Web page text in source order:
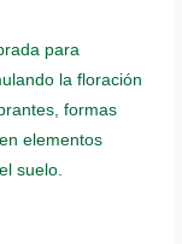
para
la floración
formas
elementos
suelo.